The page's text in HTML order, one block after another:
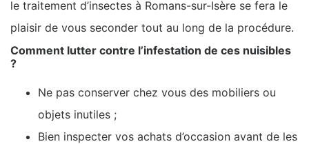
le traitement d’insectes à Romans-sur-Isère se fera le
plaisir de vous seconder tout au long de la procédure.
Comment lutter contre l’infestation de ces nuisibles
?
Ne pas conserver chez vous des mobiliers ou
objets inutiles ;
Bien inspecter vos achats d’occasion avant de les